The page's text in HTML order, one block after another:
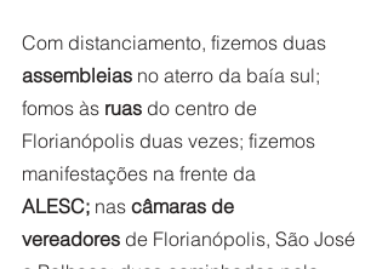
Com distanciamento, fizemos duas
assembleias no aterro da baía sul;
fomos às ruas do centro de
Florianópolis duas vezes; fizemos
manifestações na frente da
ALESC; nas câmaras de
vereadores de Florianópolis, São José